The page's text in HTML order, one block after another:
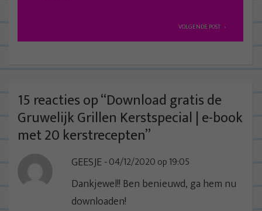
i
t
n
a
i
g
VOLGENDE POST
15 reacties op “Download gratis de
Gruwelijk Grillen Kerstspecial | e-book
met 20 kerstrecepten”
GEESJE 04/12/2020 op 19:05
Dankjewel!! Ben benieuwd, ga hem nu
downloaden!